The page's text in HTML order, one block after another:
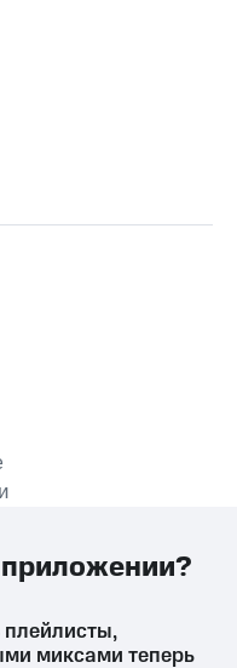
миксами теперь